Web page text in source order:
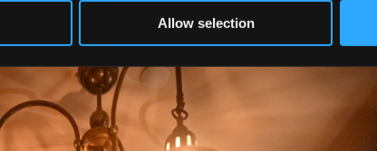
Allow selection